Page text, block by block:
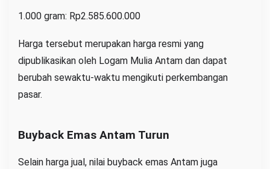
1.000 gram: Rp2.585.600.000
Harga tersebut merupakan harga resmi yang
dipublikasikan oleh Logam Mulia Antam dan dapat
berubah sewaktu-waktu mengikuti perkembangan
pasar.
Buyback Emas Antam Turun
Selain harga jual, nilai buyback emas Antam juga